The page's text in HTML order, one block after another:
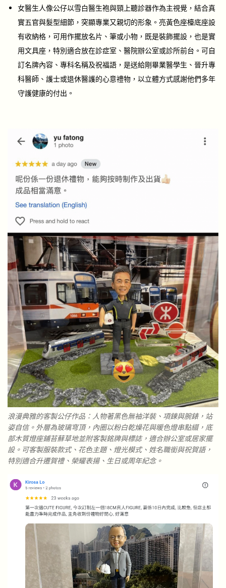
女醫生人像公仔以雪白醫生袍與頸上聽診器作為主視覺，結合真
實五官與髮型細節，突顯專業又親切的形象。亮黃色座檯底座設
有收納格，可用作擺放名片、筆或小物，既是裝飾擺設，也是實
用文具座，特別適合放在診症室、醫院辦公室或診所前台。可自
訂名牌內容、專科名稱及祝福語，是送給剛畢業醫學生、晉升專
科醫師、護士或退休醫護的心意禮物，以立體方式感謝他們多年
守護健康的付出。
浪漫典雅的客製公仔作品：人物著黑色無袖洋裝、項鍊與腕錶，站
姿自信。外層為玻璃穹頂，內圈以粉白乾燥花與暖色燈串點綴，底
部木質燈座鋪苔蘚草地並附客製銘牌與標誌，適合辦公室或居家擺
設。可客製服裝款式、花色主題、燈光模式、姓名職銜與祝賀語，
特別適合升遷賀禮、榮耀表揚、生日或周年紀念。